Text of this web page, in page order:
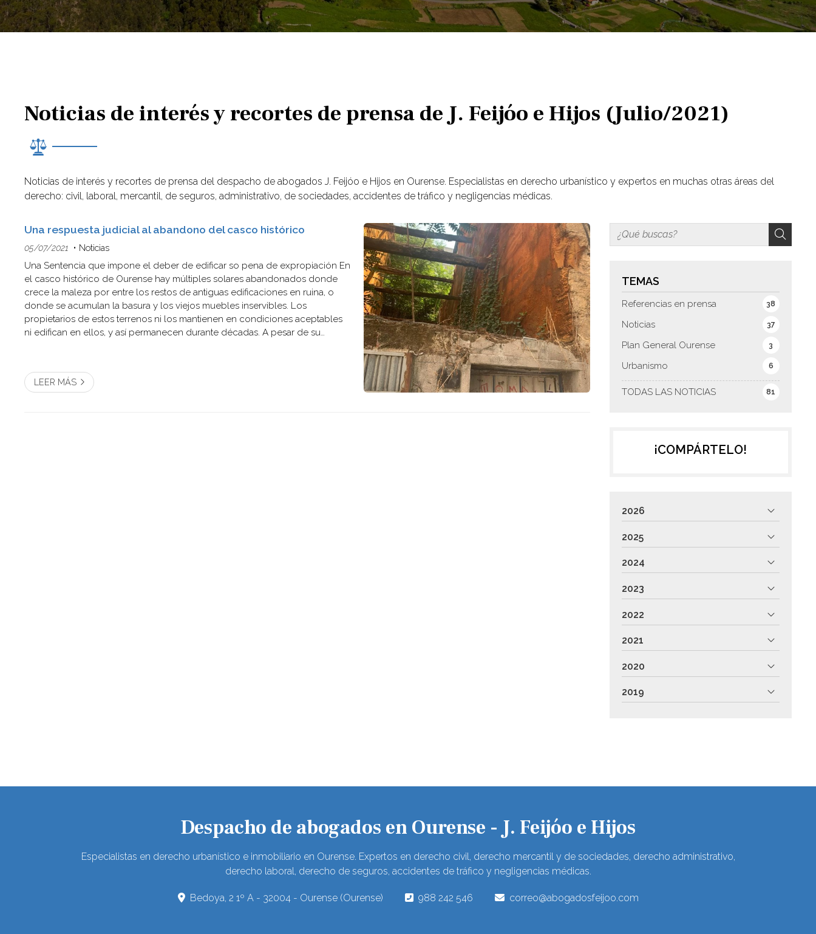
Noticias de interés y recortes de prensa de J. Feijóo e Hijos (Julio/2021)
Noticias de interés y recortes de prensa del despacho de abogados J. Feijóo e Hijos en Ourense. Especialistas en derecho urbanístico y expertos en muchas otras áreas del
derecho: civil, laboral, mercantil, de seguros, administrativo, de sociedades, accidentes de tráfico y negligencias médicas.
TEMAS
TODAS LAS NOTICIAS 81
Referencias en prensa 38
Noticias 37
Plan General Ourense 3
Urbanismo 6
Una respuesta judicial al abandono del casco histórico
05/07/2021 Noticias
Una Sentencia que impone el deber de edificar so pena de expropiación En
el casco histórico de Ourense hay múltiples solares abandonados donde
crece la maleza por entre los restos de antiguas edificaciones en ruina, o
donde se acumulan la basura y los viejos muebles inservibles. Los
propietarios de estos terrenos ni los mantienen en condiciones aceptables
ni edifican en ellos, y así permanecen durante décadas. A pesar de su
LEER MÁS
¡COMPÁRTELO!
2026
2025
2024
2023
2022
2021
2020
2019
Despacho de abogados en Ourense - J. Feijóo e Hijos
Especialistas en derecho urbanístico e inmobiliario en Ourense. Expertos en derecho civil, derecho mercantil y de sociedades, derecho administrativo,
derecho laboral, derecho de seguros, accidentes de tráfico y negligencias médicas.
Bedoya, 2 1º A - 32004 - Ourense (Ourense) 988 242 546 correo@abogadosfeijoo.com